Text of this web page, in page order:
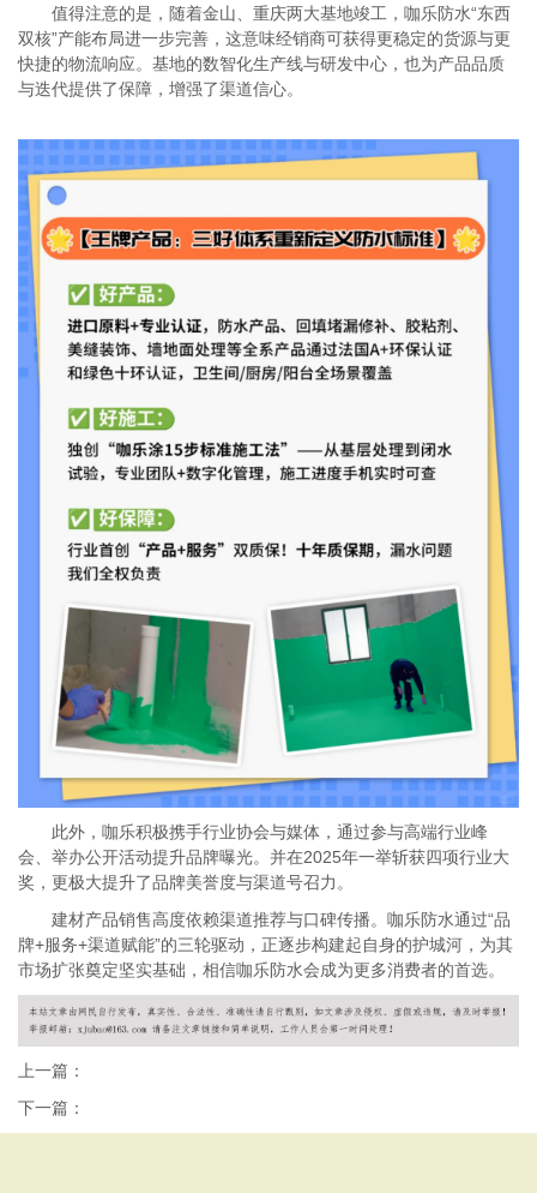
值得注意的是 ，随着金山、重庆两大基地竣工，咖乐防水“东西
双核”产能布局进一步完善，这意味经销商可获得更稳定的货源与更
快捷的物流响应。基地的数智化生产线与研发中心，也为产品品质
与迭代提供了保障，增强了渠道信心。
此外，咖乐积极携手行业协会与媒体，通过参与高端行业峰
会、举办公开活动提升品牌曝光。并在2025年一举斩获四项行业大
奖，更极大提升了品牌美誉度与渠道号召力。
建材产品销售高度依赖渠道推荐与口碑传播。咖乐防水通过“品
牌+服务+渠道赋能”的三轮驱动，正逐步构建起自身的护城河，为其
市场扩张奠定坚实基础 ，相信咖乐防水会成为更多消费者的首选。
上一篇：
下一篇：